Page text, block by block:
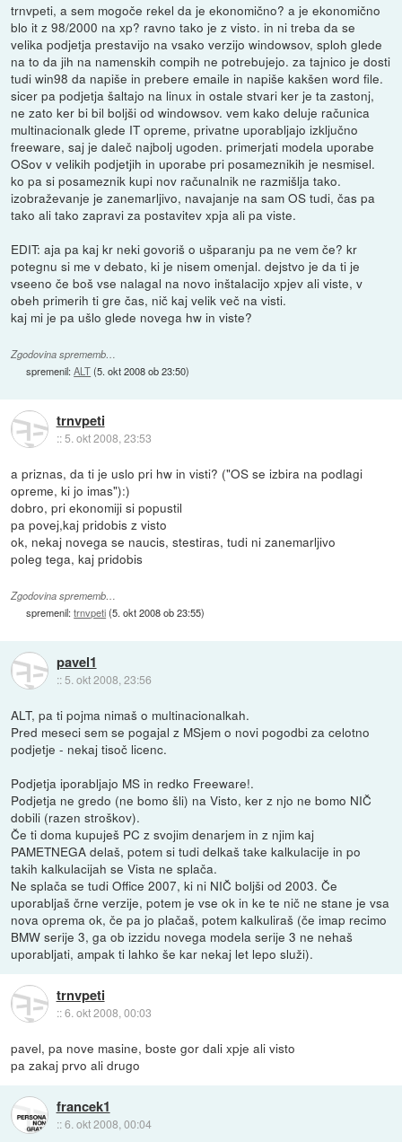
trnvpeti, a sem mogoče rekel da je ekonomično? a je ekonomično
blo it z 98/2000 na xp? ravno tako je z visto. in ni treba da se
velika podjetja prestavijo na vsako verzijo windowsov, sploh glede
na to da jih na namenskih compih ne potrebujejo. za tajnico je dosti
tudi win98 da napiše in prebere emaile in napiše kakšen word file.
sicer pa podjetja šaltajo na linux in ostale stvari ker je ta zastonj,
ne zato ker bi bil boljši od windowsov. vem kako deluje računica
multinacionalk glede IT opreme, privatne uporabljajo izključno
freeware, saj je daleč najbolj ugoden. primerjati modela uporabe
OSov v velikih podjetjih in uporabe pri posameznikih je nesmisel.
ko pa si posameznik kupi nov računalnik ne razmišlja tako.
izobraževanje je zanemarljivo, navajanje na sam OS tudi, čas pa
tako ali tako zapravi za postavitev xpja ali pa viste.
EDIT: aja pa kaj kr neki govoriš o ušparanju pa ne vem če? kr
potegnu si me v debato, ki je nisem omenjal. dejstvo je da ti je
vseeno če boš vse nalagal na novo inštalacijo xpjev ali viste, v
obeh primerih ti gre čas, nič kaj velik več na visti.
kaj mi je pa ušlo glede novega hw in viste?
Zgodovina sprememb…
spremenil:ALT(5. okt 2008 ob 23:50)
trnvpeti
::5. okt 2008, 23:53
a priznas, da ti je uslo pri hw in visti? ("OS se izbira na podlagi
opreme, ki jo imas"):)
dobro, pri ekonomiji si popustil
pa povej,kaj pridobis z visto
ok, nekaj novega se naucis, stestiras, tudi ni zanemarljivo
poleg tega, kaj pridobis
Zgodovina sprememb…
spremenil:trnvpeti(5. okt 2008 ob 23:55)
pavel1
:: 5. okt 2008, 23:56
ALT, pa ti pojma nimaš o multinacionalkah.
Pred meseci sem se pogajal z MSjem o novi pogodbi za celotno
podjetje - nekaj tisoč licenc.
Podjetja iporabljajo MS in redko Freeware!.
Podjetja ne gredo (ne bomo šli) na Visto, ker z njo ne bomo NIČ
dobili (razen stroškov).
Če ti doma kupuješ PC z svojim denarjem in z njim kaj
PAMETNEGA delaš, potem si tudi delkaš take kalkulacije in po
takih kalkulacijah se Vista ne splača.
Ne splača se tudi Office 2007, ki ni NIČ boljši od 2003. Če
uporabljaš črne verzije, potem je vse ok in ke te nič ne stane je vsa
nova oprema ok, če pa jo plačaš, potem kalkuliraš (če imap recimo
BMW serije 3, ga ob izzidu novega modela serije 3 ne nehaš
uporabljati, ampak ti lahko še kar nekaj let lepo služi).
trnvpeti
::6. okt 2008, 00:03
pavel, pa nove masine, boste gor dali xpje ali visto
pa zakaj prvo ali drugo
francek1
::6. okt 2008, 00:04